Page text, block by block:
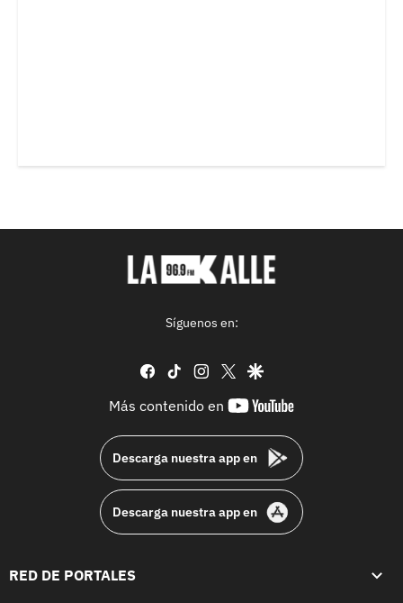
Síguenos en:
facebook
tiktok instagram
twittergoogle
Más contenido en
youtube-
Descarga nuestra app en
Descarga nuestra app en
RED DE PORTALES